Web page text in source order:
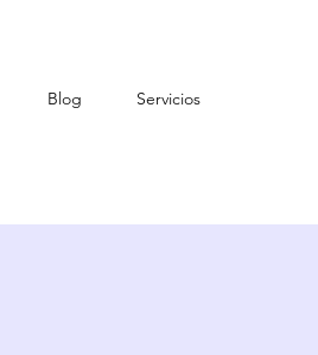
Blog Servicios